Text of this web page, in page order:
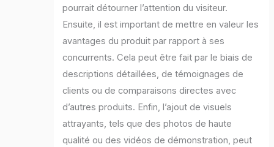
pourrait détourner l’attention du visiteur.
Ensuite, il est important de mettre en valeur les
avantages du produit par rapport à ses
concurrents. Cela peut être fait par le biais de
descriptions détaillées, de témoignages de
clients ou de comparaisons directes avec
d’autres produits. Enfin, l’ajout de visuels
attrayants, tels que des photos de haute
qualité ou des vidéos de démonstration, peut